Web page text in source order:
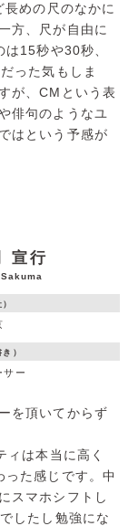
めの尺のなかに
方、尺が自由に
15秒や30秒、
った気もしま
が、CMという表
俳句のようなユ
はという予感が
宣行
き）
サー
を頂いてからず
は本当に高く
た感じです。中
スマホシフトし
したし勉強にな